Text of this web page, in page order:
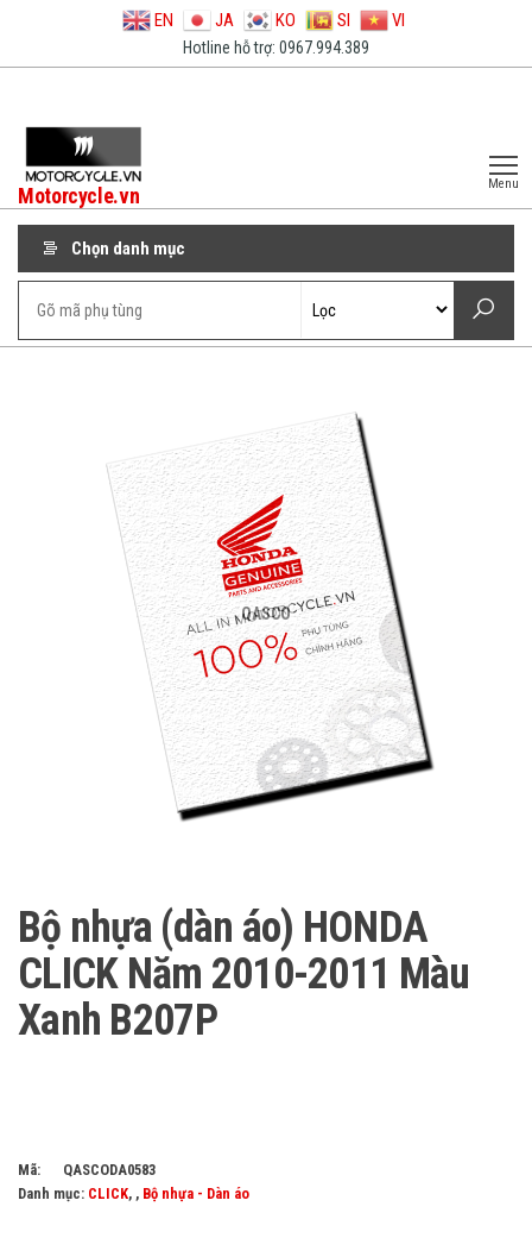
EN JA KO SI VI
Hotline hỗ trợ: 0967.994.389
Motorcycle.vn Menu
Chọn danh mục
QASCO
Bộ nhựa (dàn áo) HONDA
CLICK Năm 2010-2011 Màu
Xanh B207P
Mã:
QASCODA0583
Danh mục: CLICK, , Bộ nhựa - Dàn áo